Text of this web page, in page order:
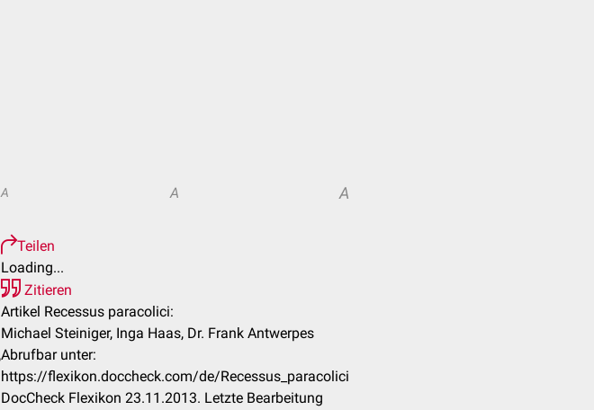
A A A
Teilen
Loading...
Zitieren
Artikel Recessus paracolici:
Michael Steiniger, Inga Haas, Dr. Frank Antwerpes
Abrufbar unter:
https://flexikon.doccheck.com/de/Recessus_paracolici
DocCheck Flexikon 23.11.2013. Letzte Bearbeitung